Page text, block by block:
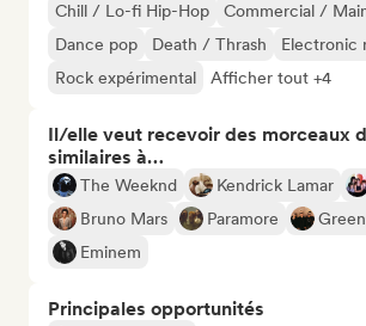
Chill / Lo-fi Hip-Hop
Commercial /
Dance pop
Death / Thrash
Electronic
Rock expérimental
Afficher tout +4
Il/elle veut recevoir des morceaux
similaires à…
The Weeknd Kendrick Lamar
Bruno Mars
Paramore
Eminem
Principales opportunités